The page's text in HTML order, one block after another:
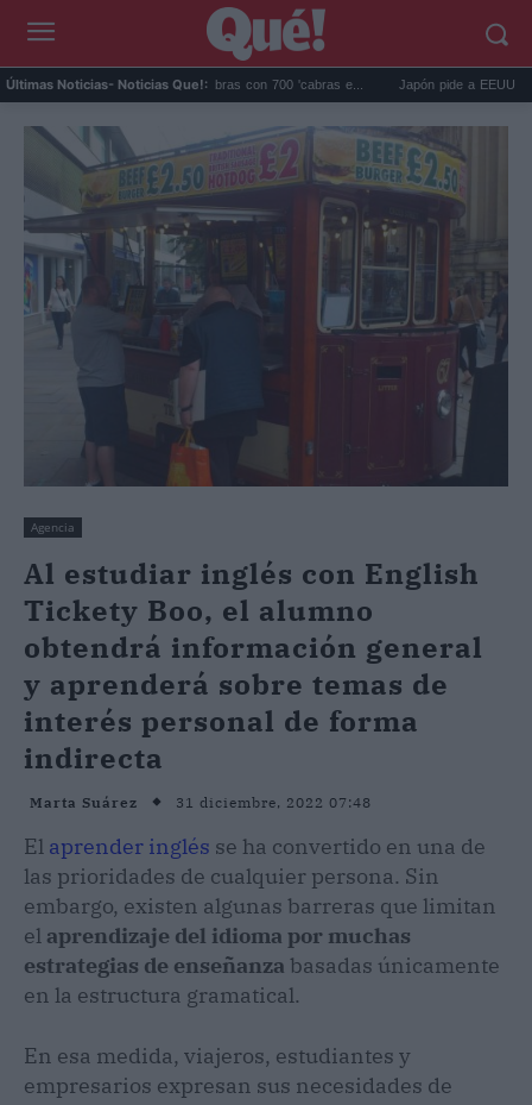
Últimas Noticias- Noticias Que!:
eliminó 140.000 cabras con 700 'cabras e... Japón pide a EEUU que deje
Agencia
Al estudiar inglés con English
Tickety Boo, el alumno
obtendrá información general
y aprenderá sobre temas de
interés personal de forma
indirecta
Marta Suárez 31 diciembre, 2022 07:48
El aprender inglés se ha convertido en una de
las prioridades de cualquier persona. Sin
embargo, existen algunas barreras que limitan
el aprendizaje del idioma por muchas
estrategias de enseñanza basadas únicamente
en la estructura gramatical.
En esa medida, viajeros, estudiantes y
empresarios expresan sus necesidades de